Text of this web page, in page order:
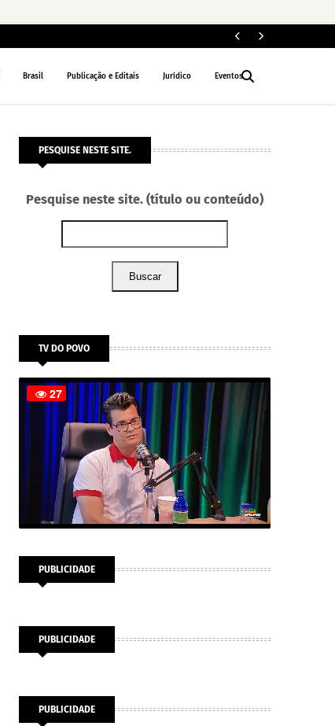
Brasil Publicação e Editais Jurídico Eventos
PESQUISE NESTE SITE.
Pesquise neste site. (título ou conteúdo)
Buscar
TV DO POVO
PUBLICIDADE
PUBLICIDADE
PUBLICIDADE